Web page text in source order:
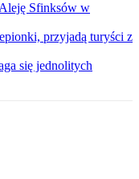
Sfinksów w
przyjadą turyści z
się jednolitych